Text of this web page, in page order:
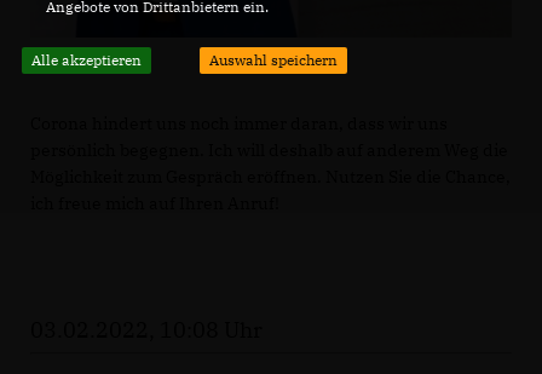
Angebote von Drittanbietern ein.
Alle akzeptieren Auswahl speichern